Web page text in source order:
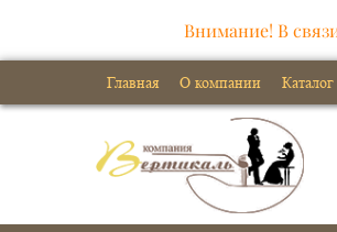
Внимание! В
Главная О компании Каталог